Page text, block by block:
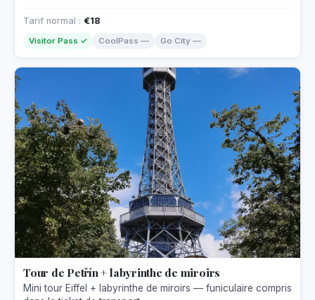
Tarif normal : €18
Visitor Pass ✓ CoolPass — Go City —
Tour de Petřín + labyrinthe de miroirs
Mini tour Eiffel + labyrinthe de miroirs — funiculaire compris